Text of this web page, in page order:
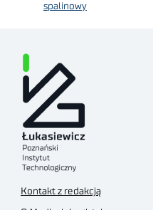
spalinowy
Kontakt z redakcją